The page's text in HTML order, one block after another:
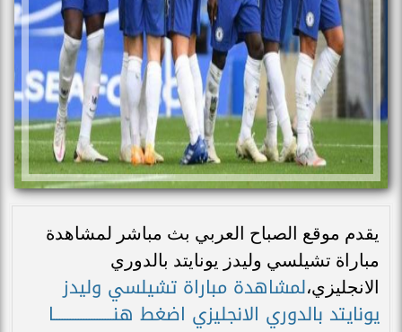
يقدم موقع الصباح العربي بث مباشر لمشاهدة
مباراة تشيلسي وليدز يونايتد بالدوري
الانجليزي،لمشاهدة مباراة تشيلسي وليدز
يونايتد بالدوري الانجليزي اضغط هنــــــــــــــــــــــا